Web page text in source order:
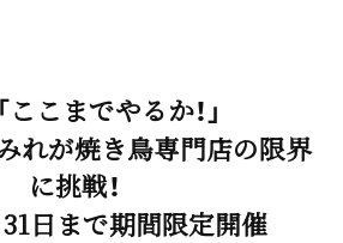
ここまでやるか！」
れが焼き鳥専門店の限界
に挑戦！
日まで期間限定開催